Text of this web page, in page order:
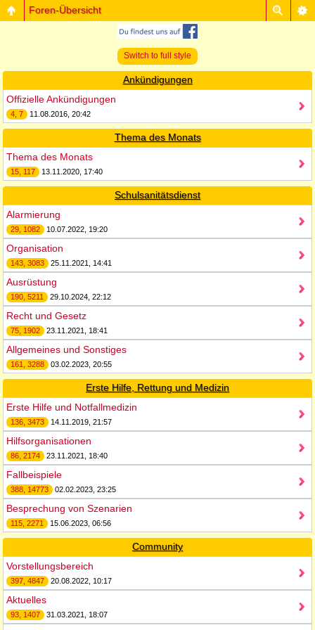
Foren-Übersicht
Switch to full style
Ankündigungen
Offizielle Ankündigungen
4, 7 11.08.2016, 20:42
Thema des Monats
Thema des Monats
15, 117 13.11.2020, 17:40
Schulsanitätsdienst
Alarmierung
29, 1082 10.07.2022, 19:20
Organisation
143, 3083 25.11.2021, 14:41
Ausrüstung
190, 5211 29.10.2024, 22:12
Recht und Gesetz
75, 1902 23.11.2021, 18:41
Allgemeines und Sonstiges
161, 3288 03.02.2023, 20:55
Erste Hilfe, Rettung und Medizin
Erste Hilfe und Notfallmedizin
136, 3473 14.11.2019, 21:57
Hilfsorganisationen
86, 2174 23.11.2021, 18:40
Fallbeispiele
388, 14773 02.02.2023, 23:25
Besprechung von Szenarien
115, 2271 15.06.2023, 06:56
Community
Vorstellungsbereich
397, 4847 20.08.2022, 10:17
Aktuelles
93, 1407 31.03.2021, 18:07